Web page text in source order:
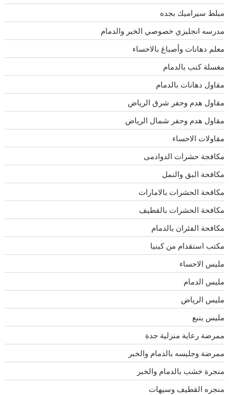
مبلط سيراميك بجده
مدرسه انجليزي خصوصي الخبر والدمام
معلم دهانات وأصباغ بالاحساء
مغسلة كنب بالدمام
مقاول دهانات بالدمام
مقاول هدم وحفر شرق الرياض
مقاول هدم وحفر شمال الرياض
مقاولات الاحساء
مكافجة حشرات الدوادمى
مكافحة البق والنمل
مكافحة الحشرات بالامارات
مكافحة الحشرات بالقطيف
مكافحة الفئران بالدمام
مكتب استقدام من كينيا
مليس الاحساء
مليس الدمام
مليس الرياض
مليس ينبع
ممرضة رعاية منزلية جدة
ممرضة وجليسه بالدمام والخبر
منجرة خشب بالدمام والخبر
منجره القطيف وسيهات